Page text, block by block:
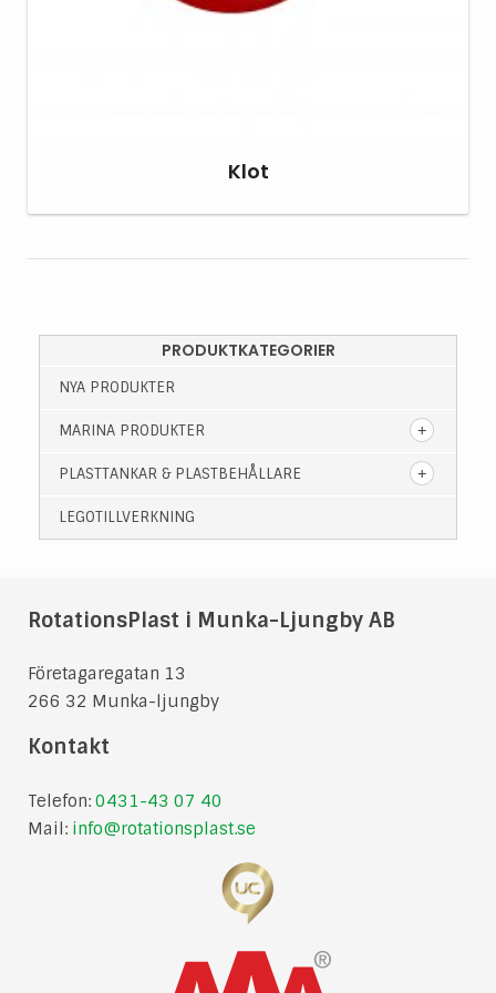
Klot
PRODUKTKATEGORIER
NYA PRODUKTER
MARINA PRODUKTER
PLASTTANKAR & PLASTBEHÅLLARE
LEGOTILLVERKNING
RotationsPlast i Munka-Ljungby AB
Företagaregatan 13
266 32 Munka-ljungby
Kontakt
Telefon: 0431-43 07 40
Mail: info@rotationsplast.se